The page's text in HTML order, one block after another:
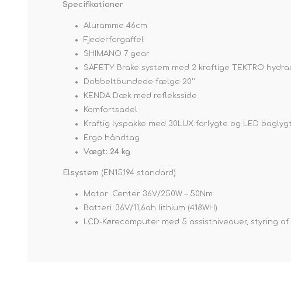
Specifikationer
Aluramme 46cm
Fjederforgaffel
SHIMANO 7 gear
SAFETY Brake system med 2 kraftige TEKTRO
Dobbeltbundede fælge 20''
KENDA Dæk med refleksside
Komfortsadel
Kraftig lyspakke med 30LUX forlygte og LED
Ergo håndtag
Vægt: 24 kg
Elsystem (EN15194 standard)
Motor: Center 36V/250W – 50Nm
Batteri: 36V/11,6ah lithium (418WH)
LCD-Kørecomputer med 5 assistniveauer, styring